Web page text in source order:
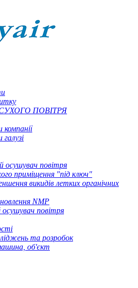
ПОВІТРЯ
компанії
осушувач повітря
приміщення "під ключ"
викидів летких органічних
NMP
осушувач повітря
та розробок
об'єкт